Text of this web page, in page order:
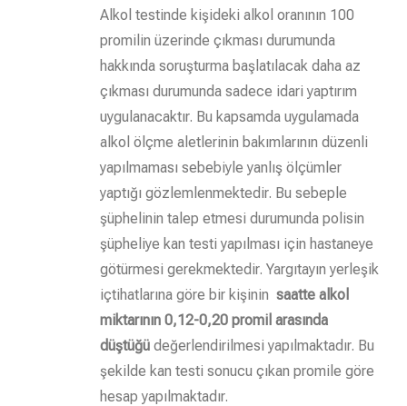
Alkol testinde kişideki alkol oranının 100
promilin üzerinde çıkması durumunda
hakkında soruşturma başlatılacak daha az
çıkması durumunda sadece idari yaptırım
uygulanacaktır. Bu kapsamda uygulamada
alkol ölçme aletlerinin bakımlarının düzenli
yapılmaması sebebiyle yanlış ölçümler
yaptığı gözlemlenmektedir. Bu sebeple
şüphelinin talep etmesi durumunda polisin
şüpheliye kan testi yapılması için hastaneye
götürmesi gerekmektedir. Yargıtayın yerleşik
içtihatlarına göre bir kişinin saatte alkol
miktarının 0,12-0,20 promil arasında
düştüğü değerlendirilmesi yapılmaktadır. Bu
şekilde kan testi sonucu çıkan promile göre
hesap yapılmaktadır.